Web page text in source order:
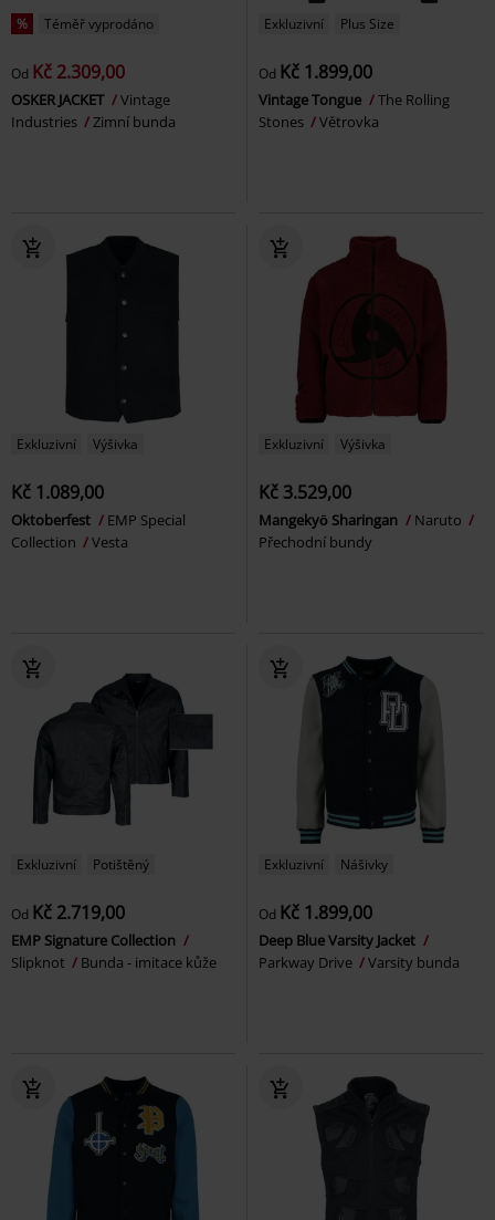
% Téměř vyprodáno
Od Kč 2.309,00
OSKER JACKET
Vintage
Industries
Zimní bunda
Exkluzivní Plus Size
Od Kč 1.899,00
Vintage Tongue
The Rolling
Stones
Větrovka
Exkluzivní Výšivka
Kč 1.089,00
Oktoberfest
EMP Special
Collection
Vesta
Exkluzivní Výšivka
Kč 3.529,00
Mangekyō Sharingan
Naruto
Přechodní bundy
Exkluzivní Potištěný
Od Kč 2.719,00
EMP Signature Collection
Slipknot
Bunda - imitace kůže
Exkluzivní Nášivky
Od Kč 1.899,00
Deep Blue Varsity Jacket
Parkway Drive
Varsity bunda